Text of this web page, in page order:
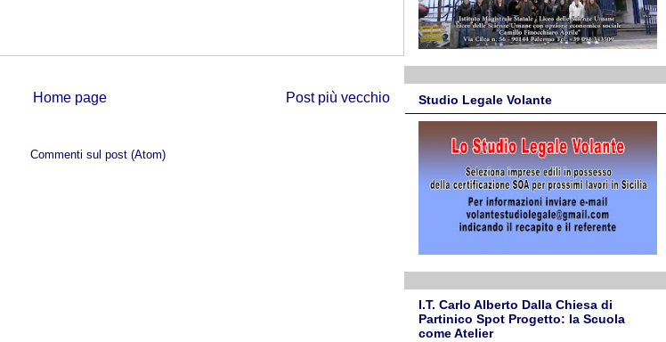
Post più vecchio
Home page
Commenti sul post (Atom)
Studio Legale Volante
I.T. Carlo Alberto Dalla Chiesa di
Partinico Spot Progetto: la Scuola
come Atelier